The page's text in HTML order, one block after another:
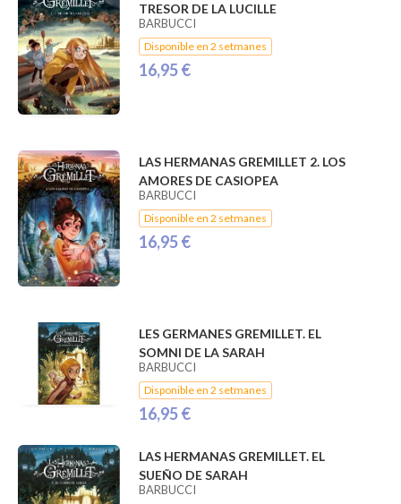
TRESOR DE LA LUCILLE
BARBUCCI
Disponible en 2 setmanes
16,95 €
LAS HERMANAS GREMILLET 2. LOS
AMORES DE CASIOPEA
BARBUCCI
Disponible en 2 setmanes
16,95 €
LES GERMANES GREMILLET. EL
SOMNI DE LA SARAH
BARBUCCI
Disponible en 2 setmanes
16,95 €
LAS HERMANAS GREMILLET. EL
SUEÑO DE SARAH
BARBUCCI